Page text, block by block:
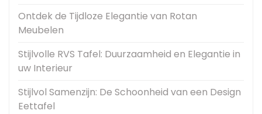
Ontdek de Tijdloze Elegantie van Rotan
Meubelen
Stijlvolle RVS Tafel: Duurzaamheid en Elegantie in
uw Interieur
Stijlvol Samenzijn: De Schoonheid van een Design
Eettafel